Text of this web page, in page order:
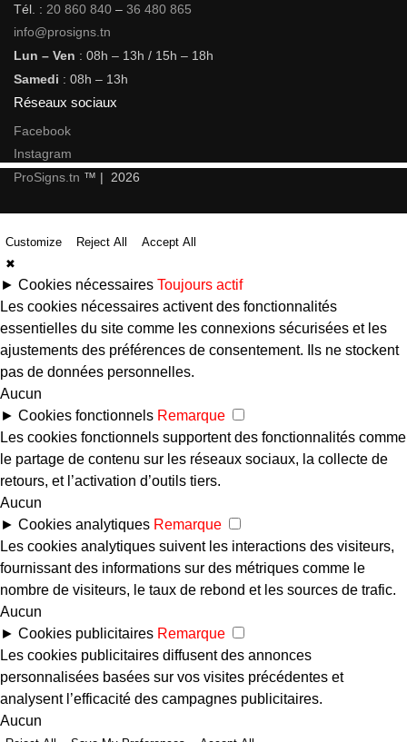
Tél. : 20 860 840 – 36 480 865
info@prosigns.tn
Lun – Ven : 08h – 13h / 15h – 18h
Samedi : 08h – 13h
Réseaux sociaux
Facebook
Instagram
ProSigns.tn ™ | 2026
Customize Reject All
Accept All
✖
► Cookies nécessaires Toujours actif
Les cookies nécessaires activent des fonctionnalités
essentielles du site comme les connexions sécurisées et les
ajustements des préférences de consentement. Ils ne stockent
pas de données personnelles.
Aucun
► Cookies fonctionnels Remarque
Les cookies fonctionnels supportent des fonctionnalités comme
le partage de contenu sur les réseaux sociaux, la collecte de
retours, et l’activation d’outils tiers.
Aucun
► Cookies analytiques Remarque
Les cookies analytiques suivent les interactions des visiteurs,
fournissant des informations sur des métriques comme le
nombre de visiteurs, le taux de rebond et les sources de trafic.
Aucun
► Cookies publicitaires Remarque
Les cookies publicitaires diffusent des annonces
personnalisées basées sur vos visites précédentes et
analysent l’efficacité des campagnes publicitaires.
Aucun